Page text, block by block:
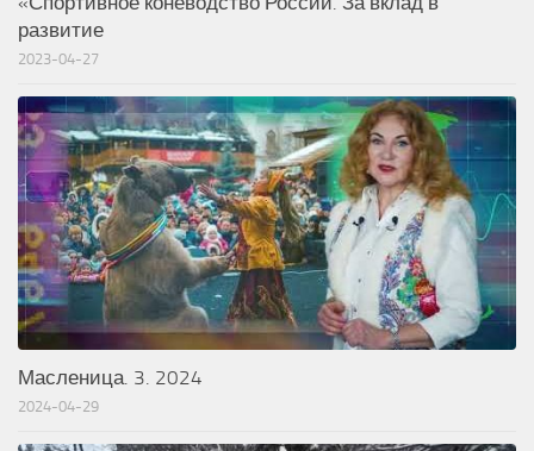
развитие
2023-04-27
Масленица. 3. 2024
2024-04-29